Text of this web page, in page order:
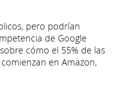
pero podrían
de Google
cómo el 55% de las
en Amazon,